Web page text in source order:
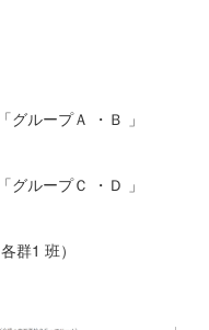
ループＡ ・Ｂ 」
ループＣ ・Ｄ 」
群1 班）